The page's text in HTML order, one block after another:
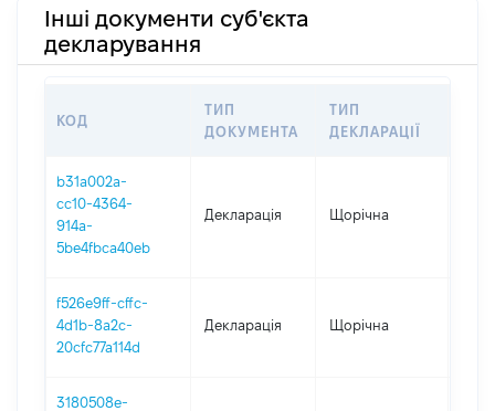
Інші документи суб'єкта
декларування
КОД
ТИП
ДОКУМЕНТА
ТИП
ДЕКЛАРАЦІЇ
b31a002a-
cc10-4364-
914a-
5be4fbca40eb
Декларація Щорічна
f526e9ff-cffc-
4d1b-8a2c-
20cfc77a114d
Декларація Щорічна
3180508e-